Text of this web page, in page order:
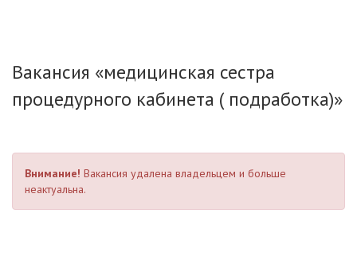
Вакансия «медицинская сестра
процедурного кабинета ( подработка)»
Внимание! Вакансия удалена владельцем и больше
неактуальна.